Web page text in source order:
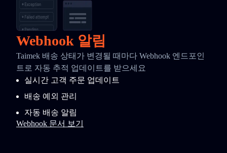
Webhook 알림
Taimek 배송 상태가 변경될 때마다 Webhook 엔드포인
트로 자동 추적 업데이트를 받으세요
실시간 고객 주문 업데이트
배송 예외 관리
자동 배송 알림
Webhook 문서 보기